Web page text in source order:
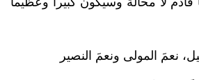
نعمَ المولى ونعمَ النصير